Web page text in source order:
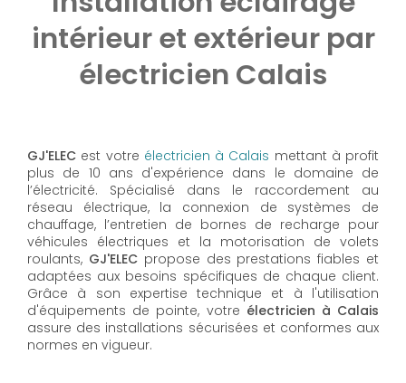
intérieur et extérieur par
électricien Calais
GJ'ELEC est votre électricien à Calais mettant à profit
plus de 10 ans d'expérience dans le domaine de
l’électricité. Spécialisé dans le raccordement au
réseau électrique, la connexion de systèmes de
chauffage, l’entretien de bornes de recharge pour
véhicules électriques et la motorisation de volets
roulants, GJ'ELECpropose des prestations fiables et
adaptées aux besoins spécifiques de chaque client.
Grâce à son expertise technique et à l'utilisation
d'équipements de pointe, votre électricien à Calais
assure des installations sécurisées et conformes aux
normes en vigueur.